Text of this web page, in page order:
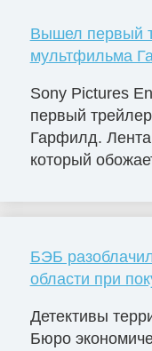
Вышел первый
мультфильма
Sony Pictures
первый
Гарфилд.
который
БЭБ
области при
Детективы
Бюро